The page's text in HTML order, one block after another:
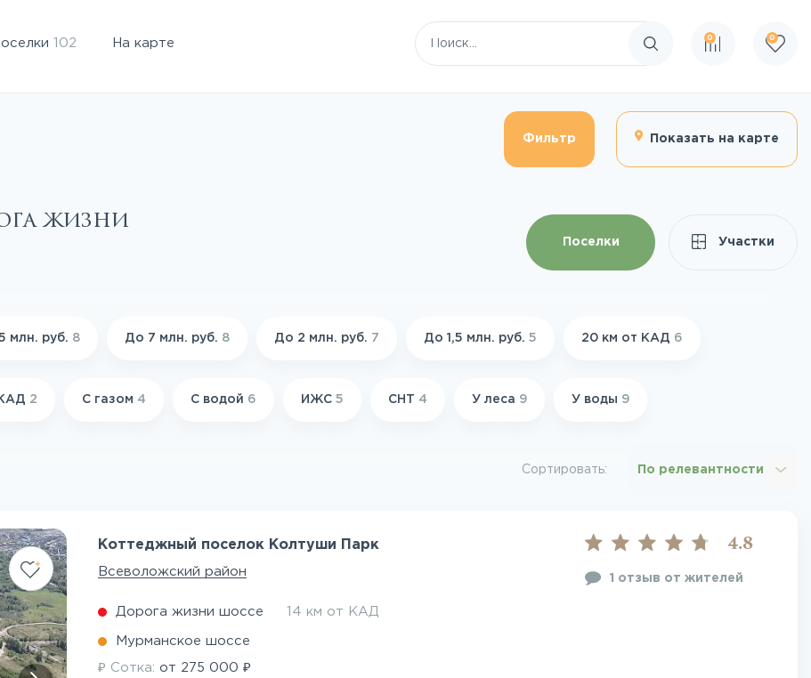
102 На карте
Поиск по сайту
0 0
Фильтр Показать на карте
жизни
Поселки Участки
млн. руб. 8 До 7 млн. руб. 8 До 2 млн. руб. 7 До 1,5 млн. руб. 5 20 км от КАД 6
2 С газом 4 С водой 6 ИЖС 5 СНТ 4 У леса 9 У воды 9
Сортировать: По релевантности
Коттеджный поселок Колтуши Парк
Всеволожский район
4.8
1 отзыв от жителей
Дорога жизни шоссе 14 км от КАД
Мурманское шоссе
₽ Сотка:от 275 000 ₽